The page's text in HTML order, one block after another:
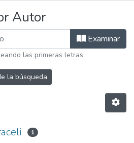
Autor
Examinar
las primeras letras
la búsqueda
1